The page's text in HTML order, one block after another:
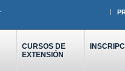
CURSOS DE
EXTENSIÓN